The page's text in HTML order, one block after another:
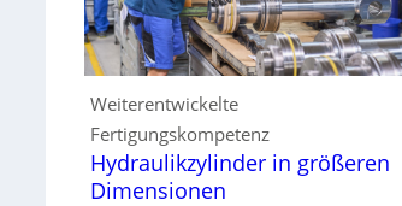
Weiterentwickelte
Fertigungskompetenz
Hydraulikzylinder in größeren
Dimensionen